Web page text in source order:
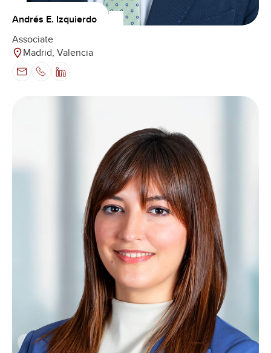
Andrés E. Izquierdo
Associate
Madrid, Valencia